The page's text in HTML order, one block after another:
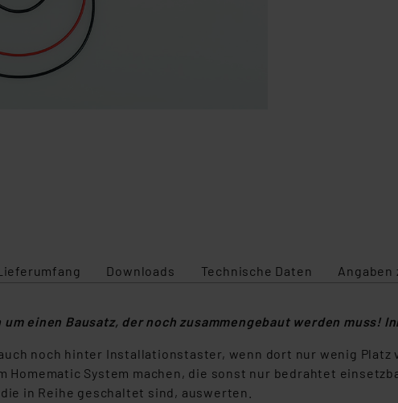
Downloads Technische Daten
einen Bausatz, der noch zusammengebaut werden muss!
noch hinter Installationstaster, wenn dort nur wenig Platz
Homematic System machen, die sonst nur bedrahtet
in Reihe geschaltet sind, auswerten.